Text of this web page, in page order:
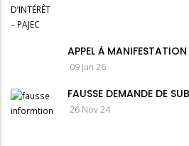
APPEL À
09 Jun 26
FAUSSE DEMANDE DE
26 Nov 24